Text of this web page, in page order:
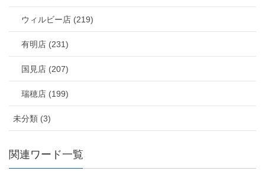
ウィルビー店 (219)
有明店 (231)
国見店 (207)
瑞穂店 (199)
未分類 (3)
関連ワード一覧